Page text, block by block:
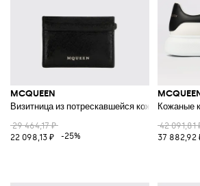
MCQUEEN
Визитница из потрескавшейся кожи
29 464,17 ₽
22 098,13 ₽
-25%
Кожаные
42 091,81
37 882,92